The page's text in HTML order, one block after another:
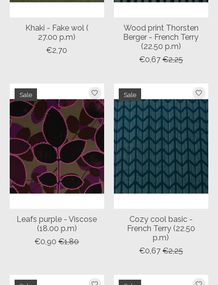
Khaki - Fake wol (
27.00 p.m)
€2,70
Wood print Thorsten
Berger - French Terry
(22.50 p.m)
€0,67 €2,25
Sale
Leafs purple - Viscose
(18.00 p.m)
€0,90 €1,80
Sale
Cozy cool basic -
French Terry (22.50
p.m)
€0,67 €2,25